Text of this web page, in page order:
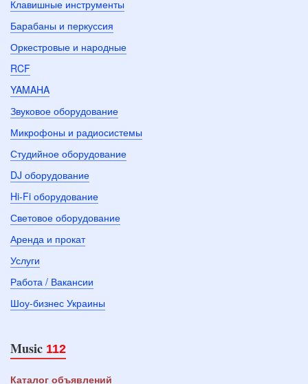
Клавишные инструменты
Барабаны и перкуссия
Оркестровые и народные
RCF
YAMAHA
Звуковое оборудование
Микрофоны и радиосистемы
Студийное оборудование
DJ оборудование
Hi-Fi оборудование
Световое оборудование
Аренда и прокат
Услуги
Работа / Вакансии
Шоу-бизнес Украины
Music 112
Каталог объявлений